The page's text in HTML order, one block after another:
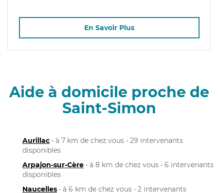
En Savoir Plus
Aide à domicile proche de
Saint-Simon
Aurillac • à 7 km de chez vous • 29 intervenants
disponibles
Arpajon-sur-Cère • à 8 km de chez vous • 6 intervenants
disponibles
Naucelles • à 6 km de chez vous • 2 intervenants